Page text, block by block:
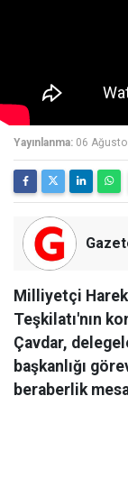
Yayınlanma: 06
Milliyetçi
Teşkilatı'nın
Çavdar,
başkanlığı
beraberlik